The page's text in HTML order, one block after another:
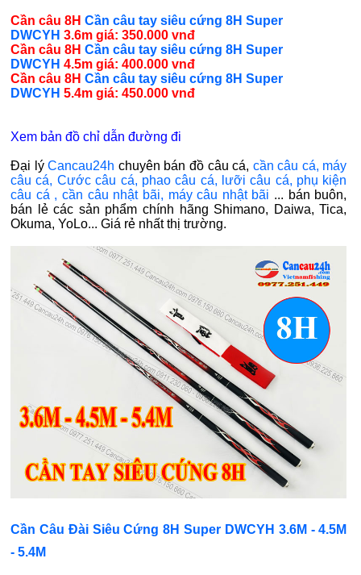
Cần câu 8HCần câu tay siêu cứng 8H Super
DWCYH 3.6m giá: 350.000 vnđ
Cần câu 8HCần câu tay siêu cứng 8H Super
DWCYH 4.5m giá: 400.000 vnđ
Cần câu 8HCần câu tay siêu cứng 8H Super
DWCYH 5.4m giá: 450.000 vnđ
Xem bản đồ chỉ dẫn đường đi
Đại lýCancau24h chuyên bán đồ câu cá, cần câu cá, máy
câu cá, Cước câu cá, phao câu cá, lưỡi câu cá, phụ kiện
câu cá,cần câu nhật bãi, máy câu nhật bãi ... bán buôn,
bán lẻ các sản phẩm chính hãng Shimano, Daiwa, Tica,
Okuma, YoLo... Giá rẻ nhất thị trường.
Cần Câu Đài Siêu Cứng 8H Super DWCYH 3.6M - 4.5M
- 5.4M